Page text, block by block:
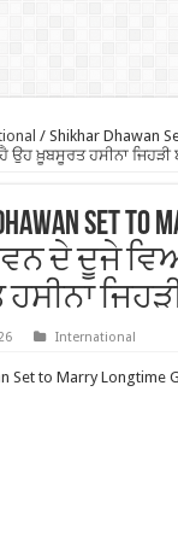
/ Shikhar Dhawan
ਉਹ ਖ਼ੂਬਸੂਰਤ ਹਸੀਨਾ
Set to
ਦੇ ਦੂਜੇ
International
Set to Marry Longtime